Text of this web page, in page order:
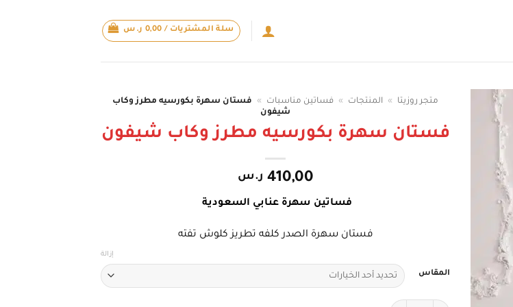
سلة المشتريات / 0,00 ر.س
متجر روزيتا » المنتجات » فساتين مناسبات »
فستان سهرة بكورسيه مطرز وكاب
شيفون
فستان سهرة بكورسيه مطرز وكاب شيفون
410,00 ر.س
فساتين سهرة عنابي السعودية
فستان سهرة الصدر كلفه تطريز كلوش تفته
المقاس
إزالة